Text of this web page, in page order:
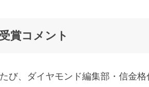
受賞コメント
び、ダイヤモンド編集部・信金